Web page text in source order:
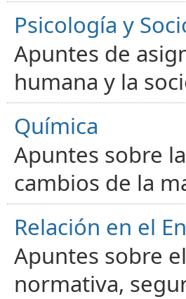
Psicología y
Apuntes de
humana y la
Química
Apuntes sobre
cambios de la
Relación en el
Apuntes sobre
normativa,